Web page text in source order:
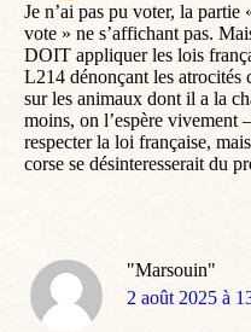
Je n’ai pas pu voter, la
vote » ne s’affichant pas.
DOIT appliquer les lois
L214 dénonçant les atrocités
sur les animaux dont il a la
moins, on l’espère
respecter la loi française,
corse se désinteresserait du
"Marsouin"
dit
2 août 2025 à